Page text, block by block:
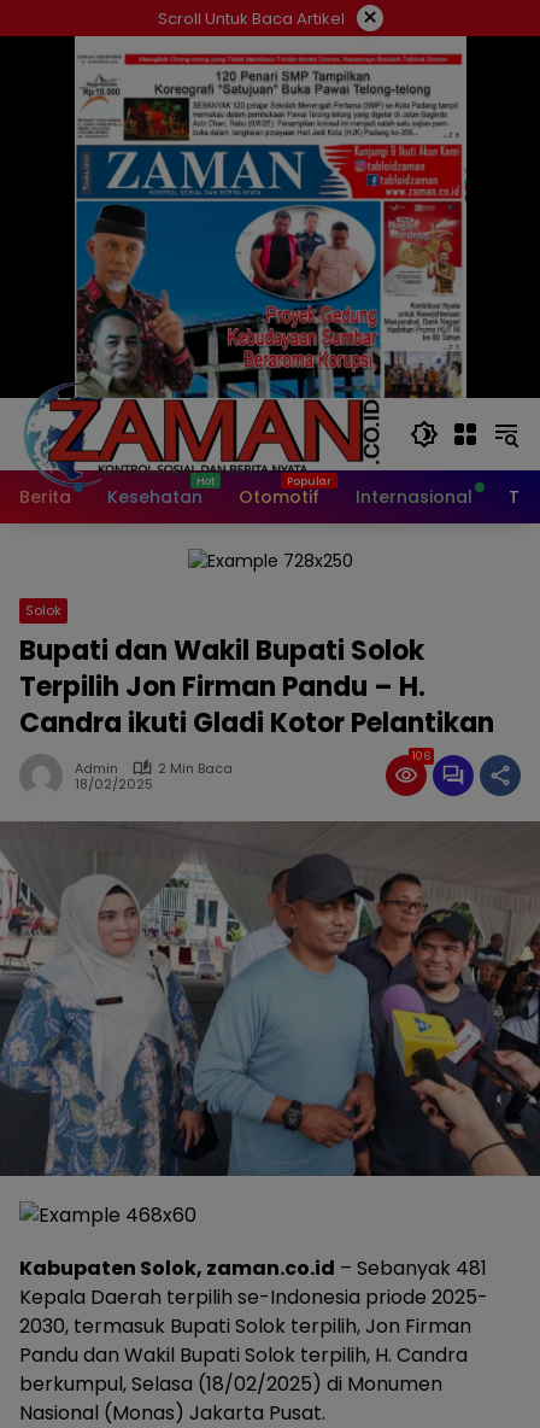
ke
Scroll Untuk Baca Artikel ×
Berita Kesehatan Otomotif Internasional
Solok
Bupati dan Wakil Bupati Solok
Terpilih Jon Firman Pandu – H.
Candra ikuti Gladi Kotor Pelantikan
Admin
2 Min Baca
18/02/2025
106
Kabupaten Solok, zaman.co.id – Sebanyak 481
Kepala Daerah terpilih se-Indonesia priode 2025-
2030, termasuk Bupati Solok terpilih, Jon Firman
Pandu dan Wakil Bupati Solok terpilih, H. Candra
berkumpul, Selasa (18/02/2025) di Monumen
Nasional (Monas) Jakarta Pusat.